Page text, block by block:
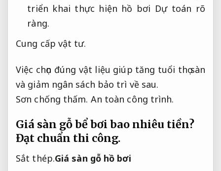
triển khai thực hiện hồ bơi Dự toán rõ
ràng.
Cung cấp vật tư.
Việc chọn đúng vật liệu giúp tăng tuổi thọ sàn
và giảm ngân sách bảo trì về sau.
Sơn chống thấm. An toàn công trình.
Giá sàn gỗ bể bơi bao nhiêu tiền?
Đạt chuẩn thi công.
Sắt thép.Giá sàn gỗ hồ bơi